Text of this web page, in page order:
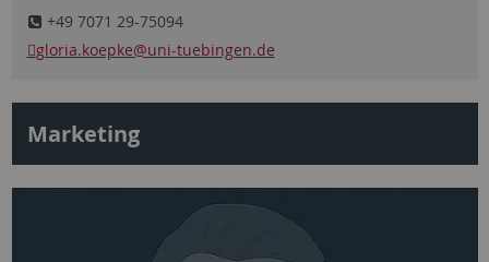
+49 7071 29-75094
gloria.koepke@uni-tuebingen.de
Marketing